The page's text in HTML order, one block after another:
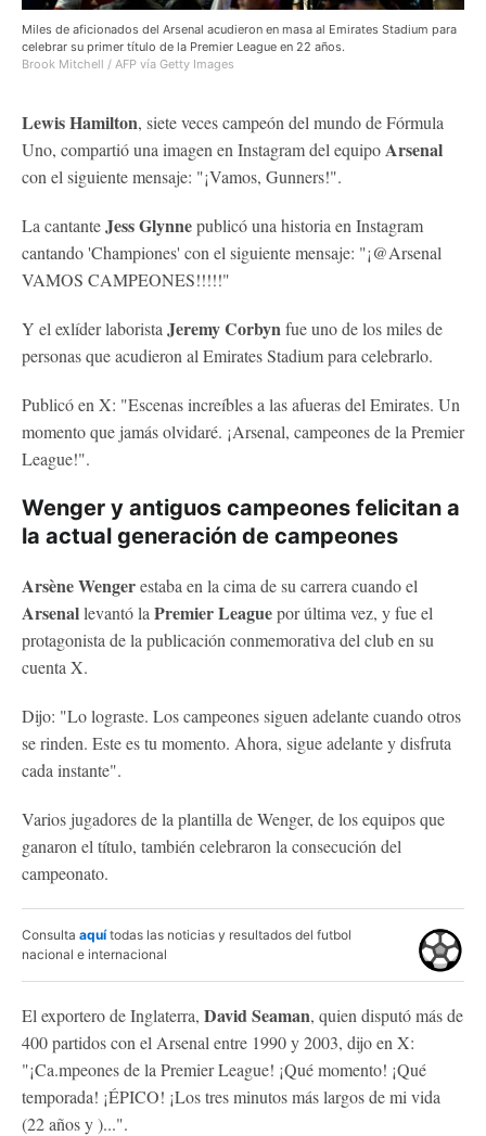
Miles de aficionados del Arsenal acudieron en masa al Emirates Stadium para
celebrar su primer título de la Premier League en 22 años.
Brook Mitchell / AFP vía Getty Images
Lewis Hamilton, siete veces campeón del mundo de Fórmula
Uno, compartió una imagen en Instagram del equipo Arsenal
con el siguiente mensaje: "¡Vamos, Gunners!".
La cantanteJess Glynnepublicó una historia en Instagram
cantando 'Championes' con el siguiente mensaje: "¡@Arsenal
VAMOS CAMPEONES!!!!!"
Y el exlíder laborista Jeremy Corbyn fue uno de los miles de
personas que acudieron al Emirates Stadium para celebrarlo.
Publicó en X: "Escenas increíbles a las afueras del Emirates. Un
momento que jamás olvidaré. ¡Arsenal, campeones de la Premier
League!".
Wenger y antiguos campeones felicitan a
la actual generación de campeones
Arsène Wengerestaba en la cima de su carrera cuando el
Arsenallevantó la Premier Leaguepor última vez, y fue el
protagonista de la publicación conmemorativa del club en su
cuenta X.
Dijo: "Lo lograste. Los campeones siguen adelante cuando otros
se rinden. Este es tu momento. Ahora, sigue adelante y disfruta
cada instante".
Varios jugadores de la plantilla de Wenger, de los equipos que
ganaron el título, también celebraron la consecución del
campeonato.
Consulta aquítodas las noticias y resultados del futbol
nacional e internacional
El exportero de Inglaterra, David Seaman, quien disputó más de
400 partidos con el Arsenal entre 1990 y 2003, dijo en X:
"¡Ca.mpeones de la Premier League! ¡Qué momento! ¡Qué
temporada! ¡ÉPICO! ¡Los tres minutos más largos de mi vida
(22 años y )...".